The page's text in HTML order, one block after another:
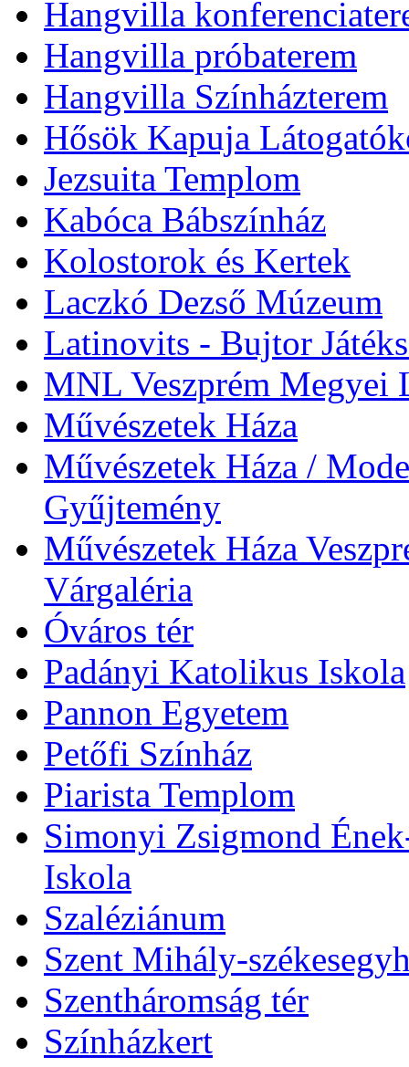
Hangvilla
Hangvilla próbaterem
Hangvilla Színházterem
Hősök Kapuja
Jezsuita Templom
Kabóca Bábszínház
Kolostorok és Kertek
Laczkó Dezső Múzeum
Latinovits - Bujtor
MNL Veszprém Megyei
Művészetek Háza
Művészetek Háza /
Gyűjtemény
Művészetek Háza
Várgaléria
Óváros tér
Padányi Katolikus Iskola
Pannon Egyetem
Petőfi Színház
Piarista Templom
Simonyi Zsigmond
Iskola
Szaléziánum
Szent Mihály-
Szentháromság tér
Színházkert